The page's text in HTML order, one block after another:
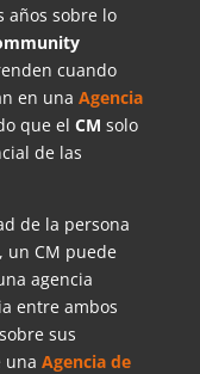
años sobre lo
cuando
en una Agencia
que el CM solo
de las
de la persona
un CM puede
agencia
entre ambos
sus
una Agencia de